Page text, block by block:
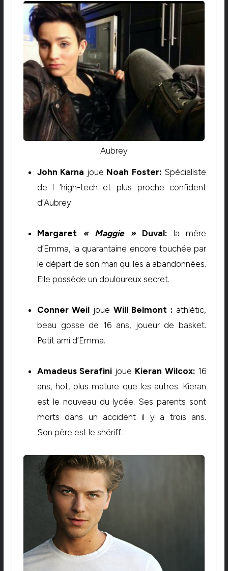
Aubrey
John Karna joue Noah Foster: Spécialiste
de l ‘high-tech et plus proche confident
d’Aubrey
Margaret « Maggie »Duval: la mère
d’Emma, la quarantaine encore touchée par
le départ de son mari qui les a abandonnées.
Elle possède un douloureux secret.
Conner Weil joue Will Belmont : athlétic,
beau gosse de 16 ans, joueur de basket.
Petit ami d’Emma.
Amadeus Serafini joue Kieran Wilcox: 16
ans, hot, plus mature que les autres. Kieran
est le nouveau du lycée. Ses parents sont
morts dans un accident il y a trois ans.
Son père est le shériff.